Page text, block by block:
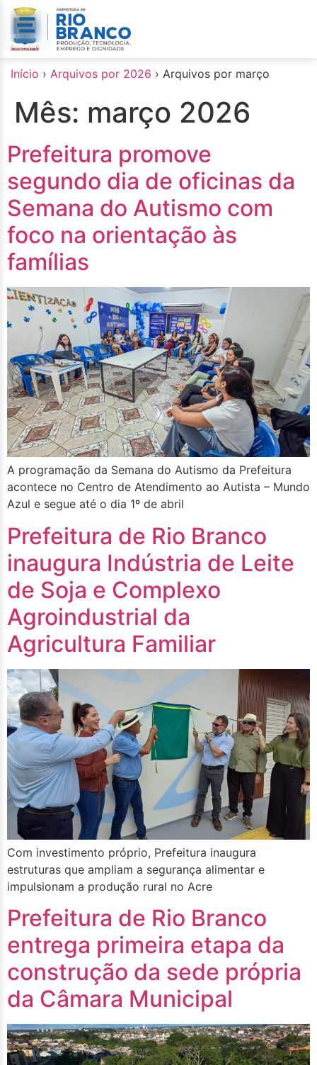
conteúdo
Início › Arquivos por 2026 › Arquivos por março
Mês: março 2026
Prefeitura promove
segundo dia de oficinas da
Semana do Autismo com
foco na orientação às
famílias
A programação da Semana do Autismo da Prefeitura
acontece no Centro de Atendimento ao Autista – Mundo
Azul e segue até o dia 1º de abril
Prefeitura de Rio Branco
inaugura Indústria de Leite
de Soja e Complexo
Agroindustrial da
Agricultura Familiar
Com investimento próprio, Prefeitura inaugura
estruturas que ampliam a segurança alimentar e
impulsionam a produção rural no Acre
Prefeitura de Rio Branco
entrega primeira etapa da
construção da sede própria
da Câmara Municipal